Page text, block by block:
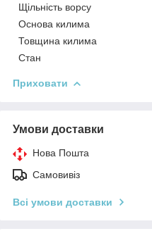
Щільність ворсу
Основа килима
Товщина килима
Стан
Приховати
Умови доставки
Нова Пошта
Самовивіз
Всі умови доставки